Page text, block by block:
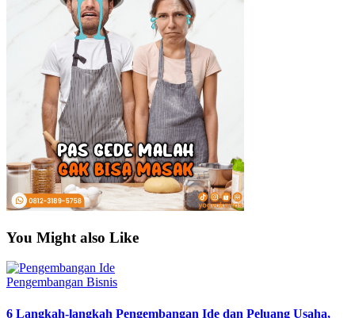
You Might also Like
Pengembangan Bisnis
6 Langkah-langkah Pengembangan Ide dan Peluang Usaha,